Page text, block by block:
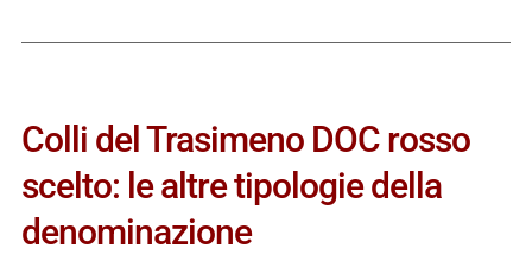
Colli del Trasimeno DOC rosso
scelto: le altre tipologie della
denominazione